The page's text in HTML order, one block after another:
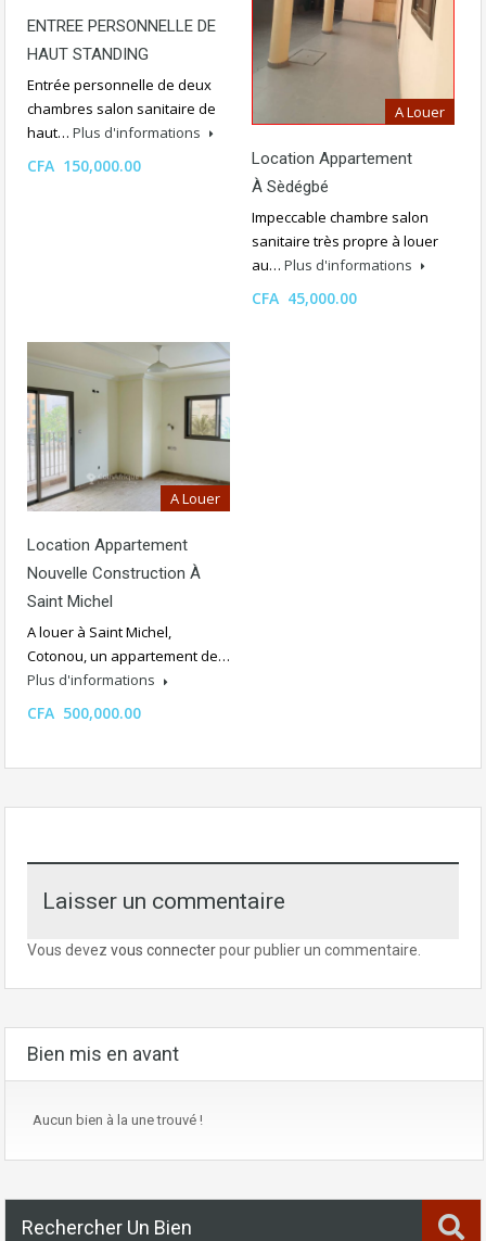
ENTREE PERSONNELLE DE
HAUT STANDING
Entrée personnelle de deux
chambres salon sanitaire de
haut… Plus d'informations
CFA 150,000.00
A Louer
Location Appartement
À Sèdégbé
Impeccable chambre salon
sanitaire très propre à louer
au… Plus d'informations
CFA 45,000.00
A Louer
Location Appartement
Nouvelle Construction À
Saint Michel
A louer à Saint Michel,
Cotonou, un appartement de…
Plus d'informations
CFA 500,000.00
Laisser un commentaire
Vous devez vous connecterpour publier un commentaire.
Bien mis en avant
Aucun bien à la une trouvé !
Rechercher Un Bien